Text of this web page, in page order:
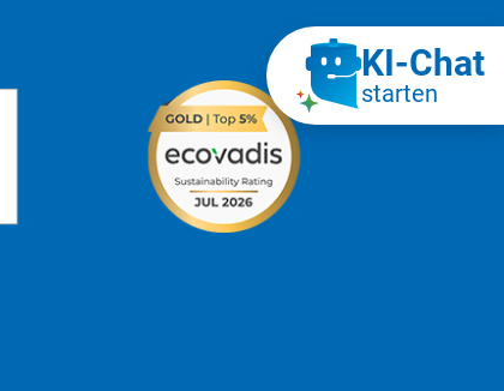
KI‑Chat
starten